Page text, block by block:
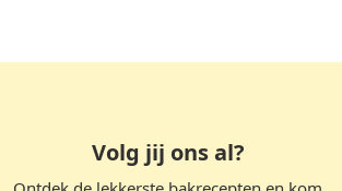
Volg jij ons al?